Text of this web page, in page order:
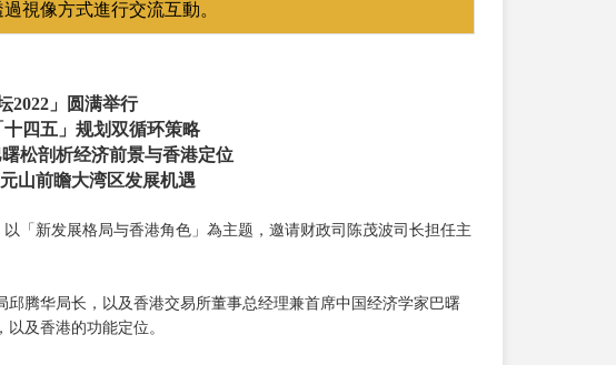
視像方式進行交流互動。
2022」圆满举行
四五」规划双循环策略
松剖析经济前景与香港定位
山前瞻大湾区发展机遇
「新发展格局与香港角色」為主题，邀请财政司陈茂波司长担任主
腾华局长，以及香港交易所董事总经理兼首席中国经济学家巴曙
及香港的功能定位。